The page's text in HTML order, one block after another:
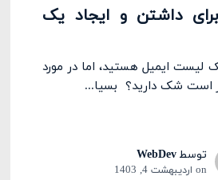
داشتن و ایجاد یک
لیست ایمیل هستید، اما در مورد
است شک دارید؟ بسیا...
توسطWebDev
on اردیبهشت 4, 1403